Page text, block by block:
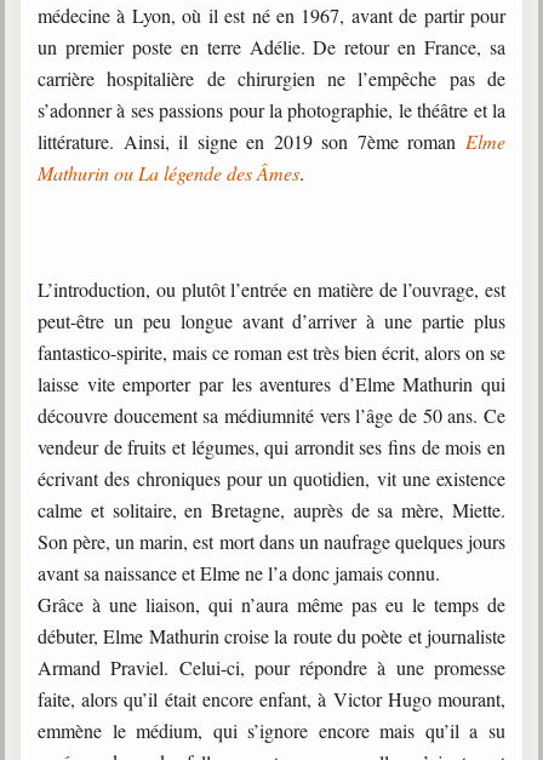
Enseignement
Cours dispensés au Centre
Posez-nous des questions
Consultez les réponses
Photos et vidéoscope
Galerie photos
Vidéoscope
Filmothèque
Vidéos courtes de Divaldo
Liens spirites
Centres spirites
France
médecine à Lyon, où il est né en 1967, avant de partir pour
un premier poste en terre Adélie. De retour en France, sa
carrière hospitalière de chirurgien ne l’empêche pas de
s’adonner à ses passions pour la photographie, le théâtre et la
littérature. Ainsi, il signe en 2019 son 7ème roman Elme
Mathurin ou La légende des Âmes.
L’introduction, ou plutôt l’entrée en matière de l’ouvrage, est
peut-être un peu longue avant d’arriver à une partie plus
fantastico-spirite, mais ce roman est très bien écrit, alors on se
laisse vite emporter par les aventures d’Elme Mathurin qui
découvre doucement sa médiumnité vers l’âge de 50 ans. Ce
vendeur de fruits et légumes, qui arrondit ses fins de mois en
écrivant des chroniques pour un quotidien, vit une existence
calme et solitaire, en Bretagne, auprès de sa mère, Miette.
Son père, un marin, est mort dans un naufrage quelques jours
avant sa naissance et Elme ne l’a donc jamais connu.
Grâce à une liaison, qui n’aura même pas eu le temps de
débuter, Elme Mathurin croise la route du poète et journaliste
Armand Praviel. Celui-ci, pour répondre à une promesse
faite, alors qu’il était encore enfant, à Victor Hugo mourant,
emmène le médium, qui s’ignore encore mais qu’il a su